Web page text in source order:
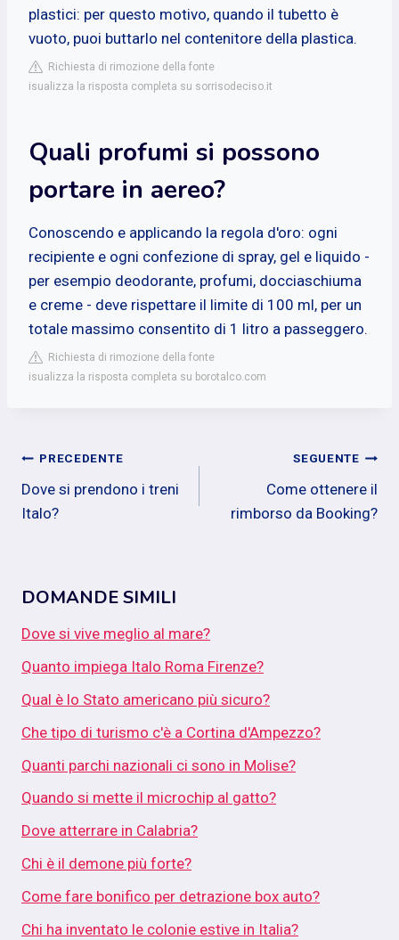
plastici: per questo motivo, quando il tubetto è
vuoto, puoi buttarlo nel contenitore della plastica.
Richiesta di rimozione della fonte
isualizza la risposta completa su sorrisodeciso.it
Quali profumi si possono
portare in aereo?
Conoscendo e applicando la regola d'oro: ogni
recipiente e ogni confezione di spray, gel e liquido -
per esempio deodorante, profumi, docciaschiuma
e creme - deve rispettare il limite di 100 ml, per un
totale massimo consentito di 1 litro a passeggero.
Richiesta di rimozione della fonte
isualizza la risposta completa su borotalco.com
Navigazione
articoli
PRECEDENTE
Dove si prendono i treni
Italo?
SEGUENTE
Come ottenere il
rimborso da Booking?
DOMANDE SIMILI
Dove si vive meglio al mare?
Quanto impiega Italo Roma Firenze?
Qual è lo Stato americano più sicuro?
Che tipo di turismo c'è a Cortina d'Ampezzo?
Quanti parchi nazionali ci sono in Molise?
Quando si mette il microchip al gatto?
Dove atterrare in Calabria?
Chi è il demone più forte?
Come fare bonifico per detrazione box auto?
Chi ha inventato le colonie estive in Italia?